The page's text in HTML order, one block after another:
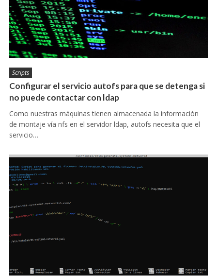
Scripts
Configurar el servicio autofs para que se detenga si
no puede contactar con ldap
Como nuestras máquinas tienen almacenada la información
de montaje vía nfs en el servidor ldap, autofs necesita que el
servicio…